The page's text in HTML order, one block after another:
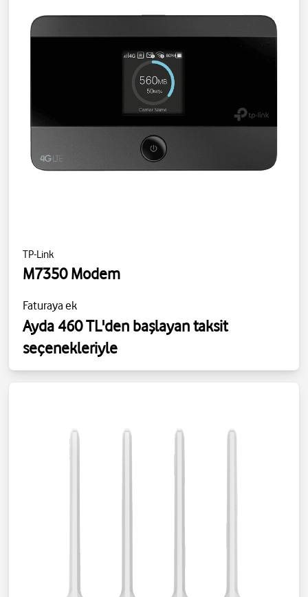
TP-Link
M7350 Modem
Faturaya ek
Ayda 460 TL'den başlayan taksit
seçenekleriyle